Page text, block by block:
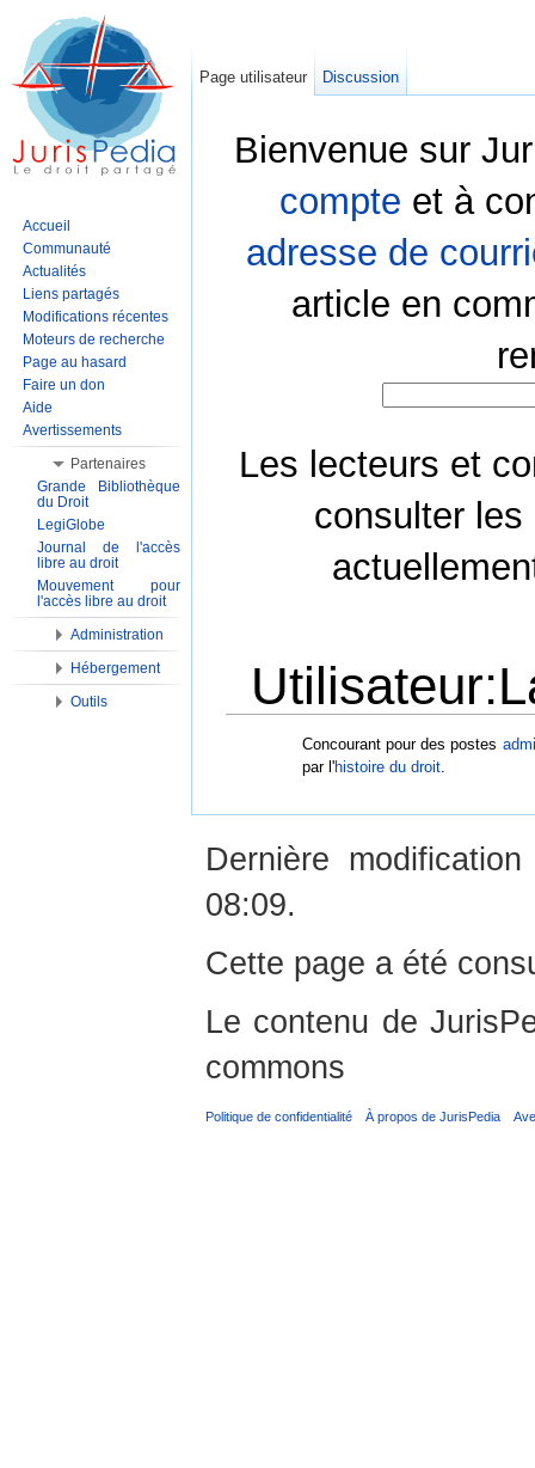
Bienvenue sur
compte et à
adresse de
article en
Les lecteurs et
consulter les
Concourant pour des postes
par l'histoire du droit
Page utilisateur Discussion
Accueil
Communauté
Actualités
Liens partagés
Modifications récentes
Moteurs de recherche
Page au hasard
Faire un don
Aide
Avertissements
Partenaires
Grande Bibliothèque
du Droit
LegiGlobe
Journal de l'accès
libre au droit
Mouvement pour
l'accès libre au droit
Administration
Hébergement
Outils
Dernière
08:09.
Cette page a été
Le contenu de
commons
Politique de confidentialité À propos de JurisPedia